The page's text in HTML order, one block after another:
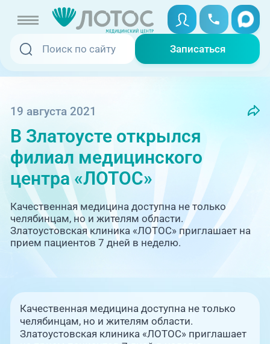
Записаться
Записаться
Специалисты
Акции
Отзывы
Адреса клиник
Блог врачей
Записаться онлайн
Вызвать скорую
Медицина на дому
Телемедицина
+7 (351) 220-03-03
Центр амбулаторной
онкологической помощи
19 августа 2021
В Златоусте открылся
филиал медицинского
центра «ЛОТОС»
Качественная медицина доступна не только
челябинцам, но и жителям области.
Златоустовская клиника «ЛОТОС» приглашает на
прием пациентов 7 дней в неделю.
Качественная медицина доступна не только
челябинцам, но и жителям области.
Златоустовская клиника «ЛОТОС» приглашает